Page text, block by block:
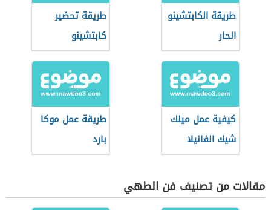
طريقة الكابتشينو
الحار
طريقة تحضير
كابتشينو
كيفية عمل ميلك
شيك الفانيلا
طريقة عمل موكا
بارد
مقالات من تصنيف فن الطهي